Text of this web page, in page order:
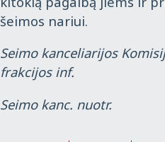
šeimos nariui.
Seimo kanceliarijos
frakcijos inf.
Seimo kanc. nuotr.